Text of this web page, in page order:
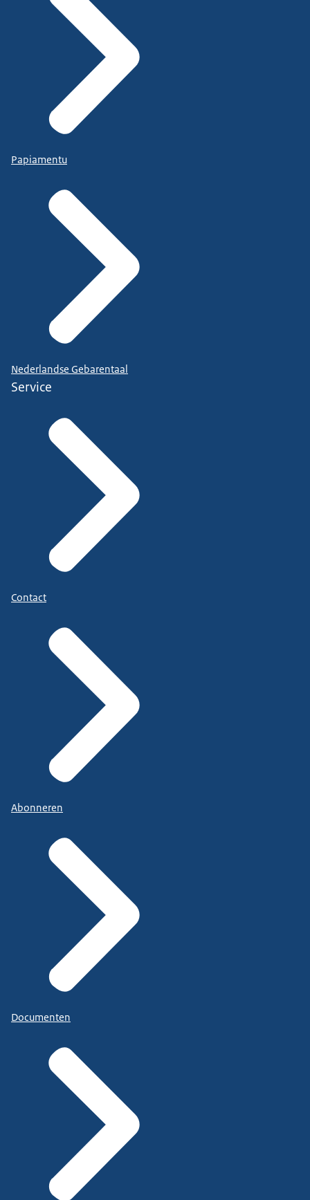
Papiamentu
Nederlandse Gebarentaal
Service
Contact
Abonneren
Documenten